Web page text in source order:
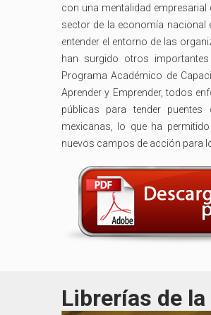
con una mentalidad
sector de la economía nacional
entender el entorno de las
han surgido otros
Programa Académico de
Aprender y Emprender, todos
públicas para tender
mexicanas, lo que ha
nuevos campos de acción para
Librerías de la